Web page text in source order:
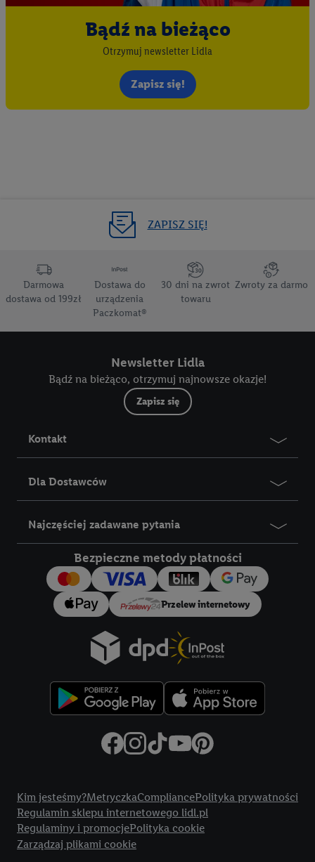
Bądź na bieżąco
Otrzymuj newsletter Lidla
Zapisz się!
ZAPISZ SIĘ!
Darmowa
dostawa od 199zł
Dostawa do
urządzenia
Paczkomat®
30 dni na zwrot
towaru
Zwroty za darmo
Newsletter Lidla
Bądź na bieżąco, otrzymuj najnowsze okazje!
Zapisz się
Kontakt
Dla Dostawców
Najczęściej zadawane pytania
Bezpieczne metody płatności
Przelew internetowy
Kim jesteśmy?MetryczkaCompliancePolityka prywatności
Regulamin sklepu internetowego lidl.pl
Regulaminy i promocjePolityka cookie
Zarządzaj plikami cookie